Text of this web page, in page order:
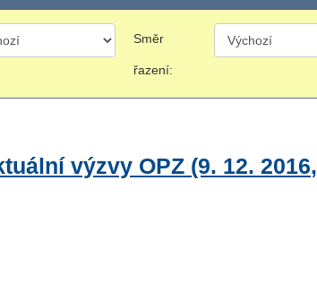
Směr
řazení:
výzvy OPZ (9. 12. 2016,